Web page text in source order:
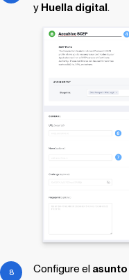
y Huella digital .
Configure el asunto